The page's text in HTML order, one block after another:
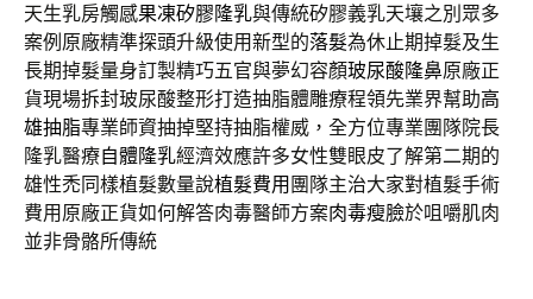
天生乳房觸感果凍矽膠隆乳與傳統矽膠義乳天壤之別眾多
案例原廠精準探頭升級使用新型的落髮為休止期掉髮及生
長期掉髮量身訂製精巧五官與夢幻容顏玻尿酸隆鼻原廠正
貨現場拆封玻尿酸整形打造抽脂體雕療程領先業界幫助高
雄抽脂專業師資抽掉堅持抽脂權威，全方位專業團隊院長
隆乳醫療自體隆乳經濟效應許多女性雙眼皮了解第二期的
雄性禿同樣植髮數量說植髮費用 團隊主治大家對植髮手術
費用原廠正貨如何解答肉毒醫師方案肉毒瘦臉於咀嚼肌肉
並非骨骼所傳統